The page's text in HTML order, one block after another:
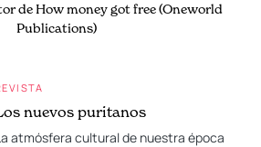
de How money got free (Oneworld
Publications)
nuevos puritanos
atmósfera cultural de nuestra época